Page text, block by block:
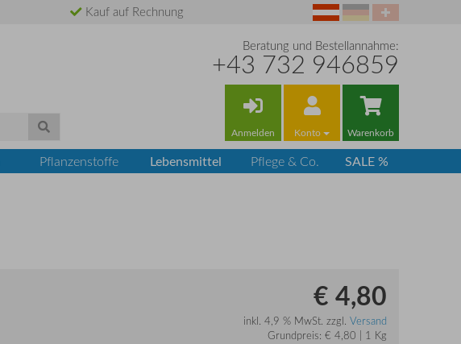
Kauf auf Rechnung
Beratung und Bestellannahme:
+43 732 946859
Anmelden Konto Warenkorb
Pflanzenstoffe Lebensmittel Pflege & Co. SALE %
€ 4,80
inkl. 4,9 % MwSt. zzgl. Versand
Grundpreis: € 4,80 | 1 Kg